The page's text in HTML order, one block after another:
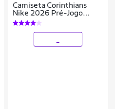
Camiseta Corinthians
Nike 2026 Pré-Jogo
Masculina